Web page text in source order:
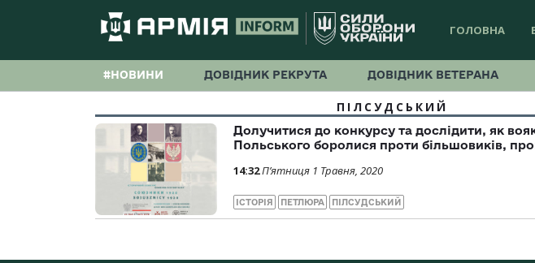
ГОЛОВНА
#НОВИНИ ДОВІДНИК РЕКРУТА ДОВІДНИК ВЕТЕРАНА
ПІЛСУДСЬКИЙ
Долучитися до конкурсу та дослідити, як
Польського боролися проти більшовиків,
14:32П’ятниця 1 Травня, 2020
ІСТОРІЯ ПЕТЛЮРА ПІЛСУДСЬКИЙ